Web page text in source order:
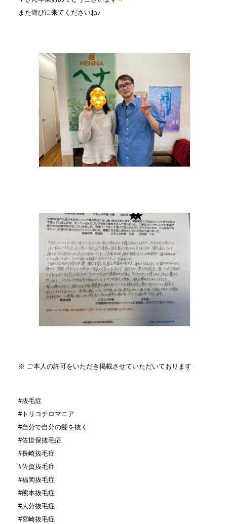
また遊びに来てくださいね♪
※ ご本人の許可をいただき掲載させていただいております
#抜毛症
#トリコチロマニア
#自分で自分の髪を抜く
#佐世保抜毛症
#長崎抜毛症
#佐賀抜毛症
#福岡抜毛症
#熊本抜毛症
#大分抜毛症
#宮崎抜毛症